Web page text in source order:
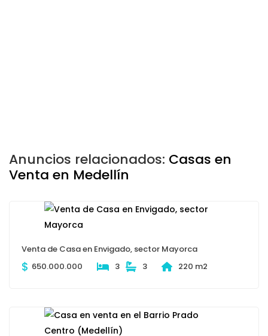
Anuncios relacionados: Casas en
Venta en Medellín
Venta de Casa en Envigado, sector Mayorca
$ 650.000.000 3 3 220 m2